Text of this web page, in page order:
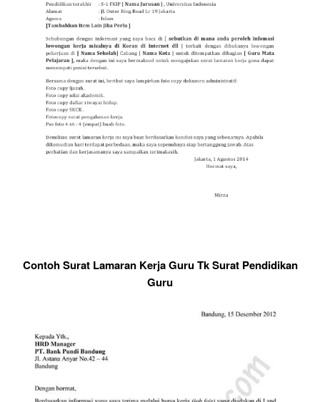
Contoh Surat Lamaran Kerja Guru Tk Surat Pendidikan
Guru